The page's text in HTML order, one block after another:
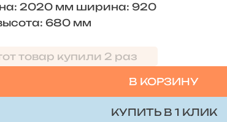
2020 мм ширина: 920
680 мм
товар купили 2 раз
В КОРЗИНУ
КУПИТЬ В 1 КЛИК